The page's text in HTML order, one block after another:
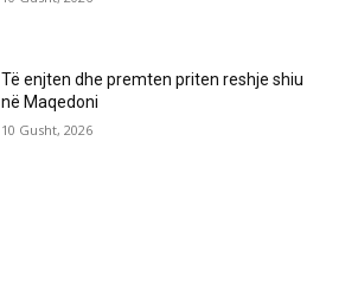
Të enjten dhe premten priten reshje shiu
në Maqedoni
10 Gusht, 2026